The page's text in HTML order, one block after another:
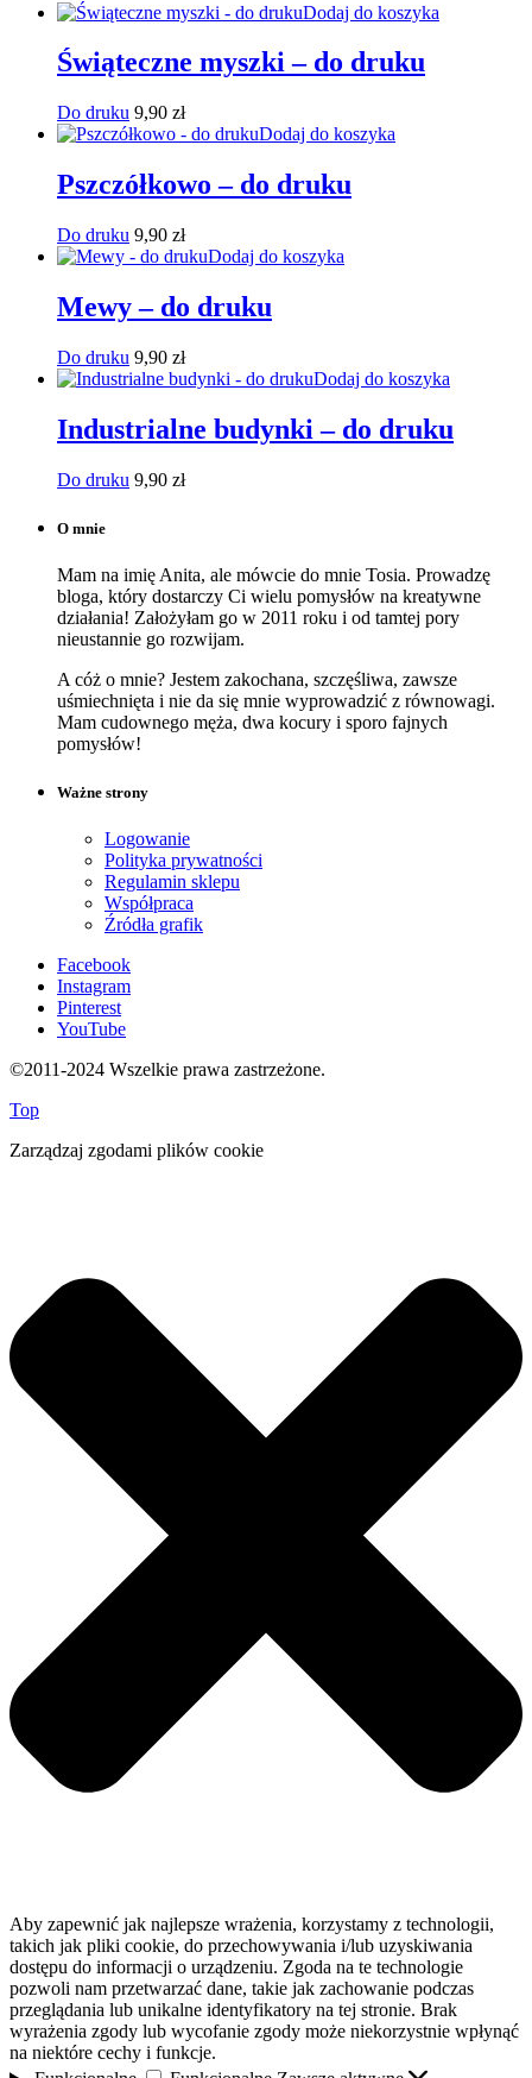
Dodaj do koszyka
Świąteczne myszki – do druku
Do druku 9,90 zł
Dodaj do koszyka
Pszczółkowo – do druku
Do druku 9,90 zł
Dodaj do koszyka
Mewy – do druku
Do druku 9,90 zł
Dodaj do koszyka
Industrialne budynki – do druku
Do druku 9,90 zł
O mnie
Mam na imię Anita, ale mówcie do mnie Tosia. Prowadzę
bloga, który dostarczy Ci wielu pomysłów na kreatywne
działania! Założyłam go w 2011 roku i od tamtej pory
nieustannie go rozwijam.
A cóż o mnie? Jestem zakochana, szczęśliwa, zawsze
uśmiechnięta i nie da się mnie wyprowadzić z równowagi.
Mam cudownego męża, dwa kocury i sporo fajnych
pomysłów!
Ważne strony
Logowanie
Polityka prywatności
Regulamin sklepu
Współpraca
Źródła grafik
Facebook
Instagram
Pinterest
YouTube
©2011-2024 Wszelkie prawa zastrzeżone.
Top
Zarządzaj zgodami plików cookie
Aby zapewnić jak najlepsze wrażenia, korzystamy z technologii,
takich jak pliki cookie, do przechowywania i/lub uzyskiwania
dostępu do informacji o urządzeniu. Zgoda na te technologie
pozwoli nam przetwarzać dane, takie jak zachowanie podczas
przeglądania lub unikalne identyfikatory na tej stronie. Brak
wyrażenia zgody lub wycofanie zgody może niekorzystnie wpłynąć
na niektóre cechy i funkcje.